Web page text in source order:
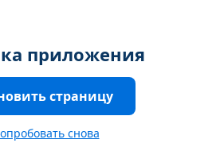
приложения
страницу
снова